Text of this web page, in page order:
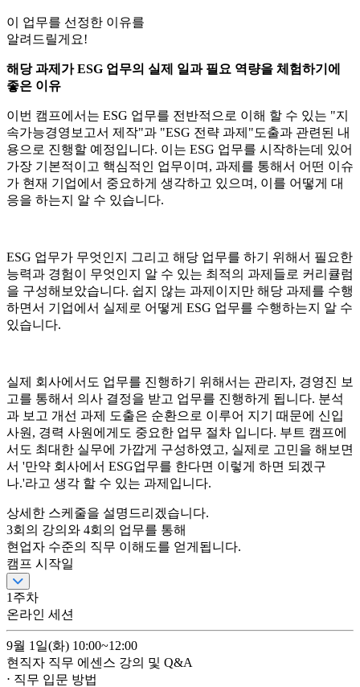
이 업무를 선정한 이유를
알려드릴게요!
해당 과제가 ESG 업무의 실제 일과 필요 역량을 체험하기에
좋은 이유
이번 캠프에서는 ESG 업무를 전반적으로 이해 할 수 있는 "지
속가능경영보고서 제작"과 "ESG 전략 과제"도출과 관련된 내
용으로 진행할 예정입니다. 이는 ESG 업무를 시작하는데 있어
가장 기본적이고 핵심적인 업무이며, 과제를 통해서 어떤 이슈
가 현재 기업에서 중요하게 생각하고 있으며, 이를 어떻게 대
응을 하는지 알 수 있습니다.
ESG 업무가 무엇인지 그리고 해당 업무를 하기 위해서 필요한
능력과 경험이 무엇인지 알 수 있는 최적의 과제들로 커리큘럼
을 구성해보았습니다. 쉽지 않는 과제이지만 해당 과제를 수행
하면서 기업에서 실제로 어떻게 ESG 업무를 수행하는지 알 수
있습니다.
실제 회사에서도 업무를 진행하기 위해서는 관리자, 경영진 보
고를 통해서 의사 결정을 받고 업무를 진행하게 됩니다. 분석
과 보고 개선 과제 도출은 순환으로 이루어 지기 때문에 신입
사원, 경력 사원에게도 중요한 업무 절차 입니다. 부트 캠프에
서도 최대한 실무에 가깝게 구성하였고, 실제로 고민을 해보면
서 '만약 회사에서 ESG업무를 한다면 이렇게 하면 되겠구
나.'라고 생각 할 수 있는 과제입니다.
상세한 스케줄을 설명드리겠습니다.
3회의 강의와 4회의 업무를 통해
현업자 수준의 직무 이해도를 얻게됩니다.
캠프 시작일
1 주차
온라인 세션
9월 1일(화) 10:00~12:00
현직자 직무 에센스 강의 및 Q&A
⋅ 직무 입문 방법